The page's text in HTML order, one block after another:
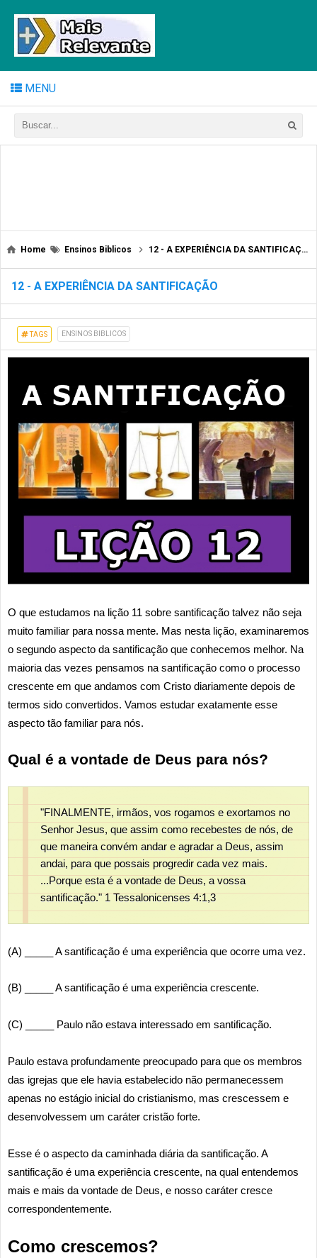
MENU
Home Ensinos Biblicos 12 - A EXPERIÊNCIA DA SANTIFICAÇÃO
12 - A EXPERIÊNCIA DA SANTIFICAÇÃO
TAGS ENSINOS BIBLICOS
O que estudamos na lição 11 sobre santificação talvez não seja
muito familiar para nossa mente. Mas nesta lição, examinaremos
o segundo aspecto da santificação que conhecemos melhor. Na
maioria das vezes pensamos na santificação como o processo
crescente em que andamos com Cristo diariamente depois de
termos sido convertidos. Vamos estudar exatamente esse
aspecto tão familiar para nós.
Qual é a vontade de Deus para nós?
"FINALMENTE, irmãos, vos rogamos e exortamos no
Senhor Jesus, que assim como recebestes de nós, de
que maneira convém andar e agradar a Deus, assim
andai, para que possais progredir cada vez mais.
...Porque esta é a vontade de Deus, a vossa
santificação." 1 Tessalonicenses 4:1,3
(A) _____ A santificação é uma experiência que ocorre uma vez.
(B) _____ A santificação é uma experiência crescente.
(C) _____ Paulo não estava interessado em santificação.
Paulo estava profundamente preocupado para que os membros
das igrejas que ele havia estabelecido não permanecessem
apenas no estágio inicial do cristianismo, mas crescessem e
desenvolvessem um caráter cristão forte.
Esse é o aspecto da caminhada diária da santificação. A
santificação é uma experiência crescente, na qual entendemos
mais e mais da vontade de Deus, e nosso caráter cresce
correspondentemente.
Como crescemos?